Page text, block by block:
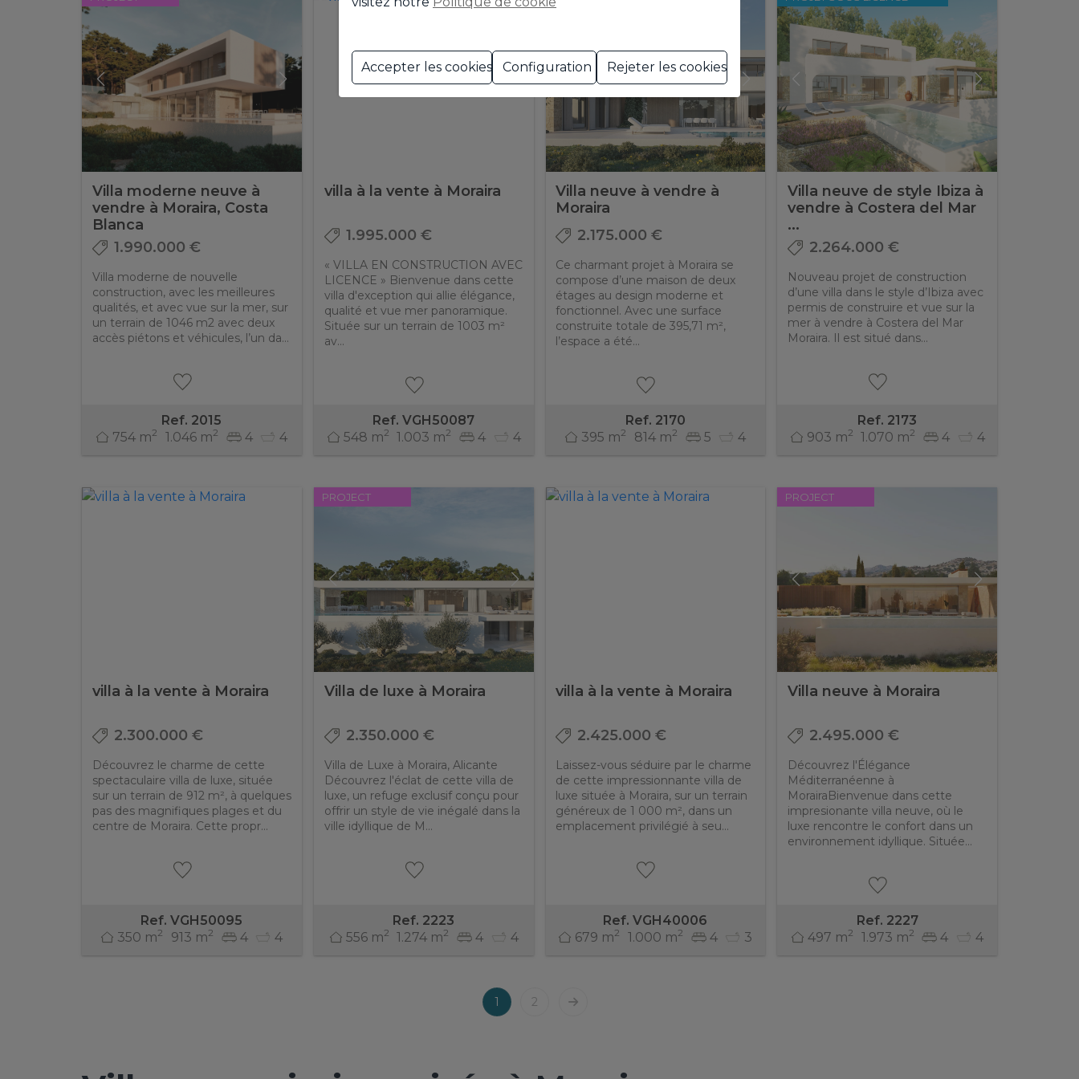
Villa moderne neuve à
vendre à Moraira, Costa
Blanca
1.990.000 €
Villa moderne de nouvelle
construction, avec les meilleures
qualités, et avec vue sur la mer, sur
un terrain de 1046 m2 avec deux
accès piétons et véhicules, l’un da...
Ref. 2015
754 m2 1.046 m2 4 4
villa à la vente à Moraira
1.995.000 €
« VILLA EN CONSTRUCTION AVEC
LICENCE » Bienvenue dans cette
villa d'exception qui allie élégance,
qualité et vue mer panoramique.
Située sur un terrain de 1003 m²
av...
Ref. VGH50087
548 m2 1.003 m2 4 4
Villa neuve à vendre à
Moraira
2.175.000 €
Ce charmant projet à Moraira se
compose d’une maison de deux
étages au design moderne et
fonctionnel. Avec une surface
construite totale de 395,71 m²,
l’espace a été...
Ref. 2170
395 m2 814 m2 5 4
Villa neuve de style Ibiza à
vendre à Costera del Mar
...
2.264.000 €
Nouveau projet de construction
d’une villa dans le style d’Ibiza avec
permis de construire et vue sur la
mer à vendre à Costera del Mar
Moraira. Il est situé dans...
Ref. 2173
903 m2 1.070 m2 4 4
villa à la vente à Moraira
2.300.000 €
Découvrez le charme de cette
spectaculaire villa de luxe, située
sur un terrain de 912 m², à quelques
pas des magnifiques plages et du
centre de Moraira. Cette propr...
Ref. VGH50095
350 m2 913 m2 4 4
PROJECT
Villa de luxe à Moraira
2.350.000 €
Villa de Luxe à Moraira, Alicante
Découvrez l'éclat de cette villa de
luxe, un refuge exclusif conçu pour
offrir un style de vie inégalé dans la
ville idyllique de M...
Ref. 2223
556 m2 1.274 m2 4 4
villa à la vente à Moraira
2.425.000 €
Laissez-vous séduire par le charme
de cette impressionnante villa de
luxe située à Moraira, sur un terrain
généreux de 1 000 m², dans un
emplacement privilégié à seu...
Ref. VGH40006
679 m2 1.000 m2 4 3
PROJECT
Villa neuve à Moraira
2.495.000 €
Découvrez l'Élégance
Méditerranéenne à
MorairaBienvenue dans cette
impresionante villa neuve, où le
luxe rencontre le confort dans un
environnement idyllique. Située...
Ref. 2227
497 m2 1.973 m2 4 4
1 2
Accepter les cookies Configuration Rejeter les cookies